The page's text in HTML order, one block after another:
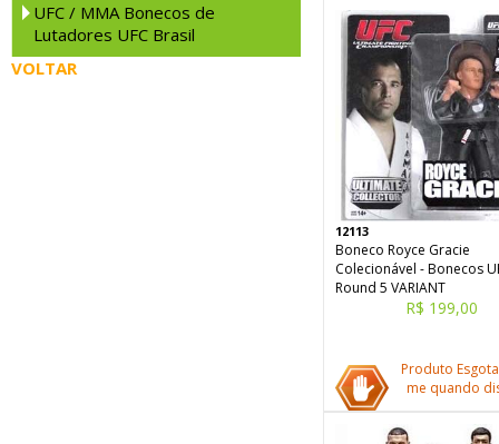
UFC / MMA Bonecos de
Lutadores UFC Brasil
VOLTAR
12113
Boneco Royce Gracie
Colecionável - Bonecos
Round 5 VARIANT
R$ 199,00
Produto
me quando